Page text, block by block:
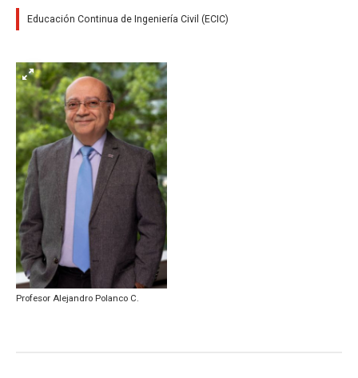
Profesor Alejandro Polanco C.
Educación Continua de Ingeniería Civil (ECIC)